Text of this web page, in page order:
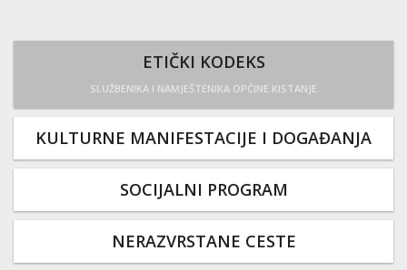
ETIČKI KODEKS
SLUŽBENIKA I NAMJEŠTENIKA OPĆINE KISTANJE
KULTURNE MANIFESTACIJE I DOGAĐANJA
SOCIJALNI PROGRAM
NERAZVRSTANE CESTE